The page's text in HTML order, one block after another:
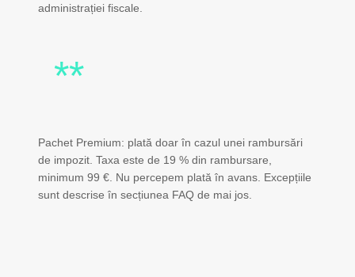
administrației fiscale.
**
Pachet Premium: plată doar în cazul unei rambursări
de impozit. Taxa este de 19 % din rambursare,
minimum 99 €. Nu percepem plată în avans. Excepțiile
sunt descrise în secțiunea FAQ de mai jos.